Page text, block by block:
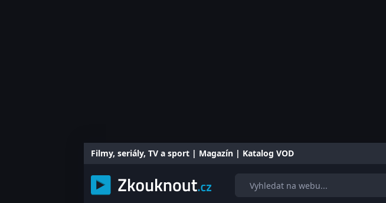
Filmy, seriály, TV a sport | Magazín | Katalog VOD